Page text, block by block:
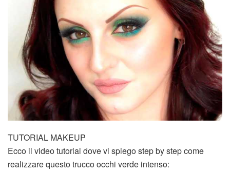
TUTORIAL MAKEUP
Ecco il video tutorial dove vi spiego step by step come
realizzare questo trucco occhi verde intenso: